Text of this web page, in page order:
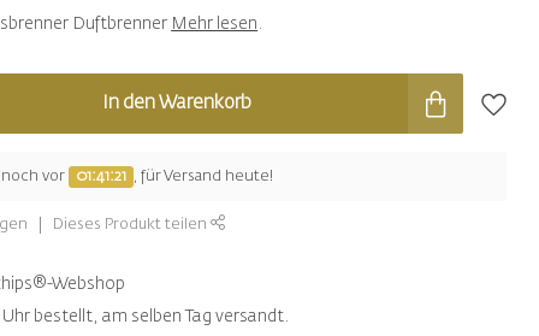
Duftbrenner Mehr lesen .
In den Warenkorb
noch vor 01:41:20 , für Versand heute!
Dieses Produkt teilen
Webshop
bestellt, am selben Tag versandt.